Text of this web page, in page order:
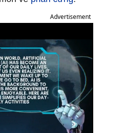
Advertisement